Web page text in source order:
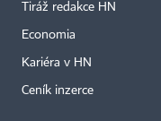
Tiráž redakce HN
Economia
Kariéra v HN
Ceník inzerce